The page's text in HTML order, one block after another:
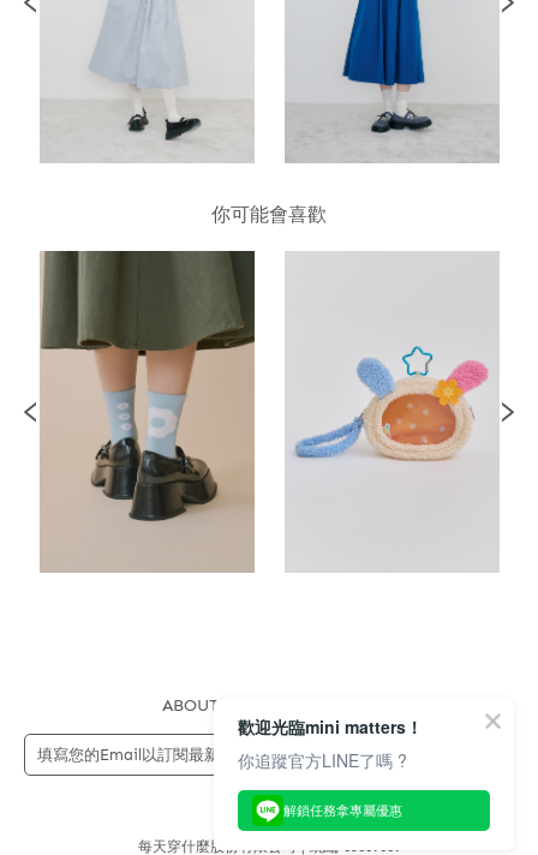
你可能會喜歡
ABOUT US
每天穿什麼股份有限公司 | 統編 83689089
歡迎光臨mini matters！
你追蹤官方LINE了嗎 ?
解鎖任務拿專屬優惠